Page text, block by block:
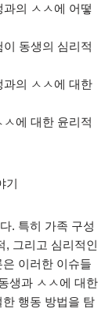
의 ㅅㅅ에 어떻
동생의 심리적
과의 ㅅㅅ에 대한
에 대한 윤리적
기
. 특히 가족 구성
, 그리고 심리적인
이러한 이슈들
생과 ㅅㅅ에 대한
행동 방법을 탐